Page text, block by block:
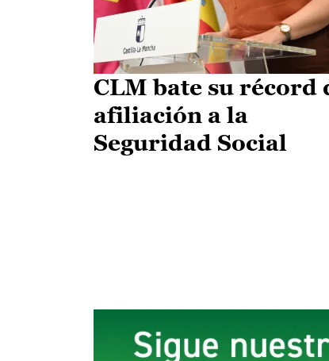
CLM bate su récord
afiliación a la
Seguridad Social